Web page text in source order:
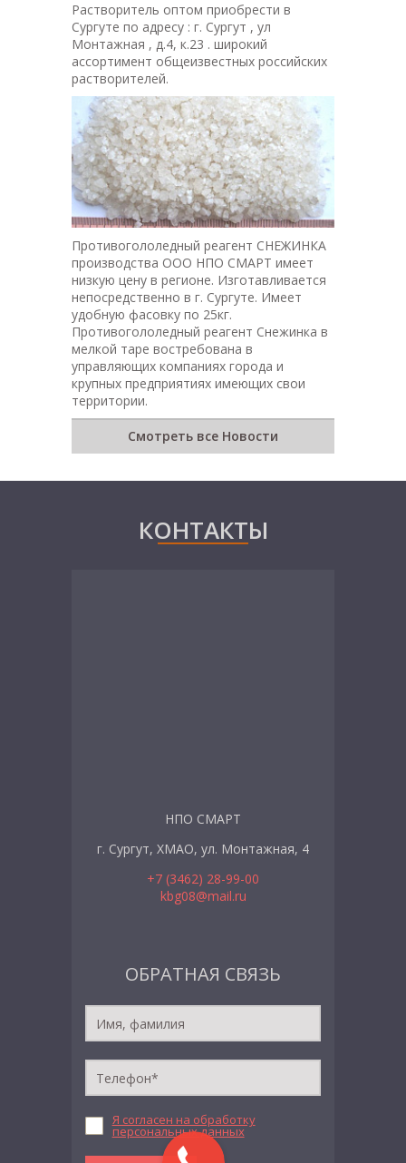
Растворитель оптом приобрести в
Сургуте по адресу : г. Сургут , ул
Монтажная , д.4, к.23 . широкий
ассортимент общеизвестных российских
растворителей.
Противогололедный реагент СНЕЖИНКА
производства ООО НПО СМАРТ имеет
низкую цену в регионе. Изготавливается
непосредственно в г. Сургуте. Имеет
удобную фасовку по 25кг.
Противогололедный реагент Снежинка в
мелкой таре востребована в
управляющих компаниях города и
крупных предприятиях имеющих свои
территории.
Смотреть все Новости
КОНТАКТЫ
НПО СМАРТ
г. Сургут, ХМАО, ул. Монтажная, 4
+7 (3462) 28-99-00
kbg08@mail.ru
ОБРАТНАЯ СВЯЗЬ
Я согласен на обработку
персональных данных